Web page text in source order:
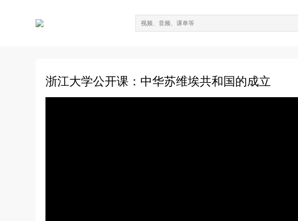
浙江大学公开课：中华苏维埃共和国的成立